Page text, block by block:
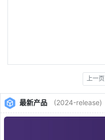
上一页
最新产品 (2024-release)